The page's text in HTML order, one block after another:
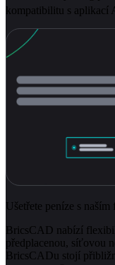
kompatibilitu s aplikací
Ušetřete peníze s
BricsCAD nabízí
předplacenou, síťovou
BricsCADu stojí